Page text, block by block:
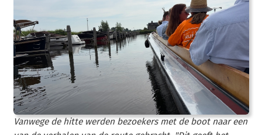
Vanwege de hitte werden bezoekers met de boot naar een